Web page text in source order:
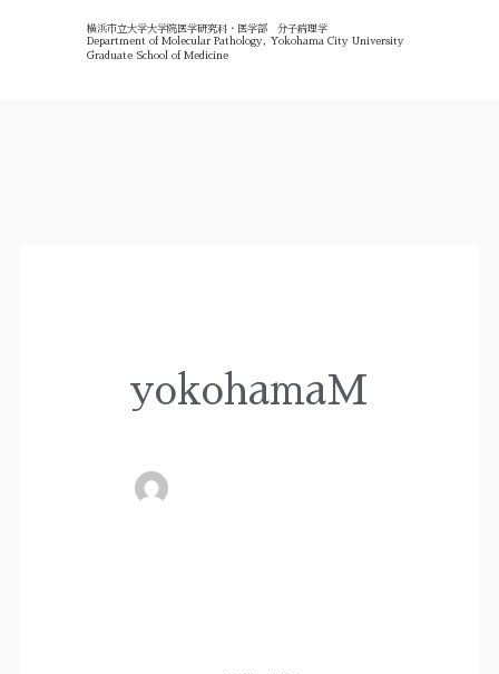
横浜市立大学大学院医学研究科・医学部 分子病理学
Department of Molecular Pathology, Yokohama City University
Graduate School of Medicine
yokohamaM